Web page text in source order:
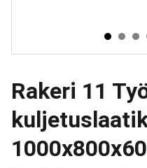
Rakeri 11